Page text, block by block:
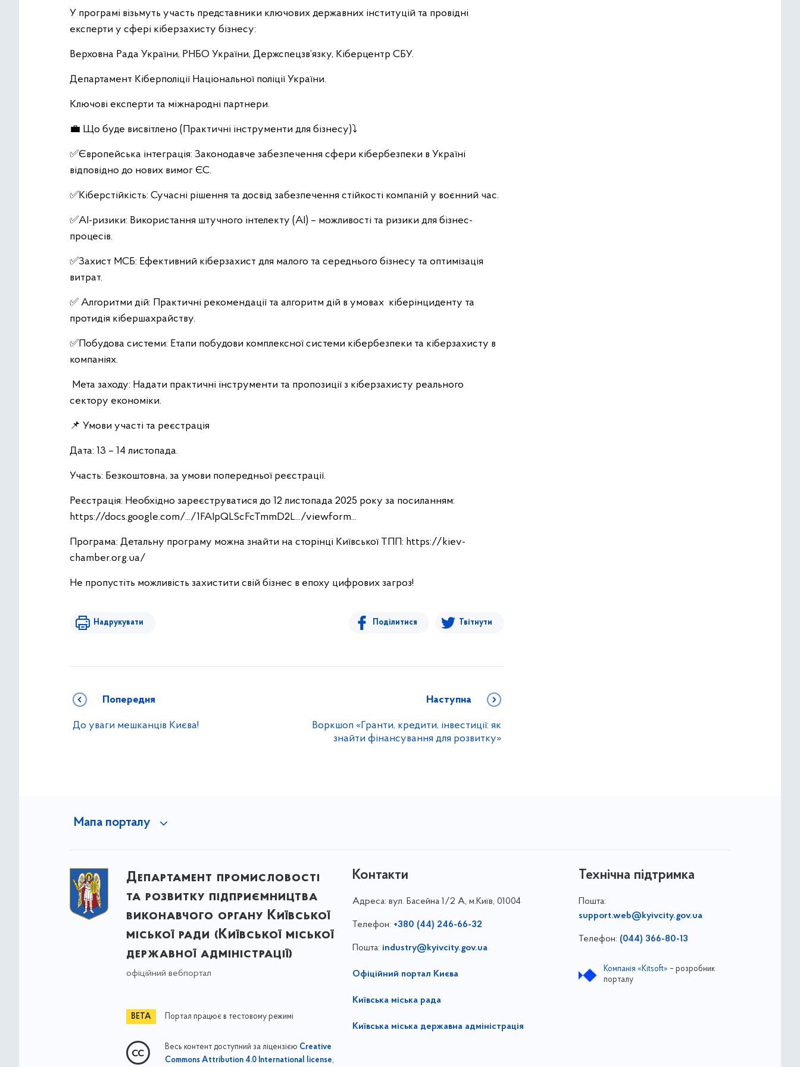
У програмі візьмуть участь представники ключових державних інституцій та провідні
експерти у сфері кіберзахисту бізнесу:
Верховна Рада України, РНБО України, Держспецзв’язку, Кіберцентр СБУ.
Департамент Кіберполіції Національної поліції України.
Ключові експерти та міжнародні партнери.
💼 Що буде висвітлено (Практичні інструменти для бізнесу)⤵️
✅Європейська інтеграція: Законодавче забезпечення сфери кібербезпеки в Україні
відповідно до нових вимог ЄС.
✅Кіберстійкість: Сучасні рішення та досвід забезпечення стійкості компаній у воєнний час.
✅AI-ризики: Використання штучного інтелекту (АІ) – можливості та ризики для бізнес-
процесів.
✅Захист МСБ: Ефективний кіберзахист для малого та середнього бізнесу та оптимізація
витрат.
✅ Алгоритми дій: Практичні рекомендації та алгоритм дій в умовах кіберінциденту та
протидія кібершахрайству.
✅Побудова системи: Етапи побудови комплексної системи кібербезпеки та кіберзахисту в
компаніях.
Мета заходу: Надати практичні інструменти та пропозиції з кіберзахисту реального
сектору економіки.
📌 Умови участі та реєстрація
Дата: 13 – 14 листопада.
Участь: Безкоштовна, за умови попередньої реєстрації.
Реєстрація: Необхідно зареєструватися до 12 листопада 2025 року за посиланням:
https://docs.google.com/.../1FAIpQLScFcTmmD2L.../viewform...
Програма: Детальну програму можна знайти на сторінці Київської ТПП: https://kiev-
chamber.org.ua/
Не пропустіть можливість захистити свій бізнес в епоху цифрових загроз!
Надрукувати Поділитися Твітнути
Попередня
До уваги мешканців Києва!
Наступна
Воркшоп «Гранти, кредити, інвестиції: як
знайти фінансування для розвитку»
Мапа порталу
Департамент промисловості
та розвитку підприємництва
виконавчого органу Київської
міської ради (Київської міської
державної адміністрації)
офіційний вебпортал
Портал працює в тестовому режимі
Весь контент доступний за ліцензією Creative
Commons Attribution 4.0 International license,
Контакти
Адреса: вул. Басейна 1/⁠2 А, м.Київ, 01004
Телефон: +380 (44) 246-66-32
Пошта: industry@kyivcity.gov.ua
Офіційний портал Києва
Київська міська рада
Київська міська державна адміністрація
Технічна підтримка
Пошта:
support.web@kyivcity.gov.ua
Телефон: (044) 366-80-13
Компанія «Kitsoft» – розробник
порталу